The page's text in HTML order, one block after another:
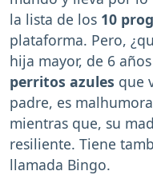
la lista de los 10
plataforma. Pero,
hija mayor, de 6
perritos azules que
padre, es
mientras que, su
resiliente. Tiene
llamada Bingo.